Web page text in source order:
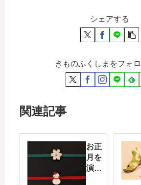
シェアする
きものふくしまをフォ
関連記事
お正
月を
演出